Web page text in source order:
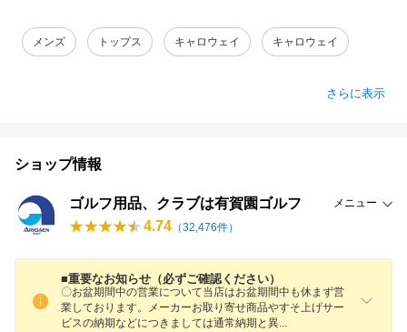
メンズ トップス キャロウェイ キャロウェイ
さらに表示
ショップ情報
ゴルフ用品、クラブは有賀園ゴルフ メニュー
4.74 （32,476件）
■重要なお知らせ（必ずご確認ください）
〇お盆期間中の営業について当店はお盆期間中も休まず営
業しております。メーカーお取り寄せ商品やすそ上げサー
ビスの納期などにつきましては通常納期と 異